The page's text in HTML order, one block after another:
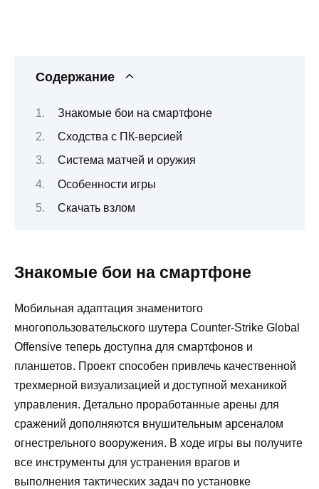
Содержание
Знакомые бои на смартфоне
Сходства с ПК-версией
Система матчей и оружия
Особенности игры
Скачать взлом
Знакомые бои на смартфоне
Мобильная адаптация знаменитого
многопользовательского шутера Counter-Strike Global
Offensive теперь доступна для смартфонов и
планшетов. Проект способен привлечь качественной
трехмерной визуализацией и доступной механикой
управления. Детально проработанные арены для
сражений дополняются внушительным арсеналом
огнестрельного вооружения. В ходе игры вы получите
все инструменты для устранения врагов и
выполнения тактических задач по установке